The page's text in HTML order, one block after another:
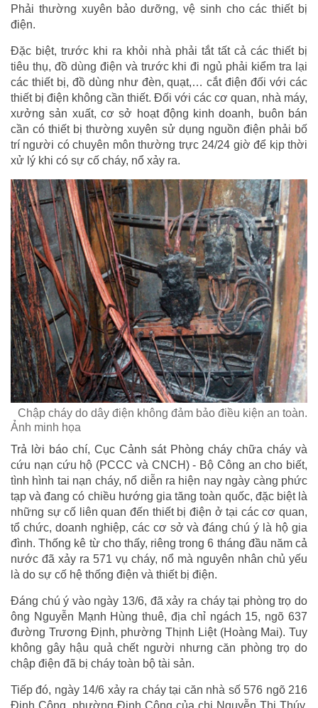
Phải thường xuyên bảo dưỡng, vệ sinh cho các thiết bị
điện.
Đặc biệt, trước khi ra khỏi nhà phải tắt tất cả các thiết bị
tiêu thụ, đồ dùng điện và trước khi đi ngủ phải kiểm tra lại
các thiết bị, đồ dùng như đèn, quạt,… cắt điện đối với các
thiết bị điện không cần thiết. Đối với các cơ quan, nhà máy,
xưởng sản xuất, cơ sở hoạt động kinh doanh, buôn bán
cần có thiết bị thường xuyên sử dụng nguồn điện phải bố
trí người có chuyên môn thường trực 24/24 giờ để kịp thời
xử lý khi có sự cố cháy, nổ xảy ra.
Chập cháy do dây điện không đảm bảo điều kiện an toàn.
Ảnh minh họa
Trả lời báo chí, Cục Cảnh sát Phòng cháy chữa cháy và
cứu nạn cứu hộ (PCCC và CNCH) - Bộ Công an cho biết,
tình hình tai nạn cháy, nổ diễn ra hiện nay ngày càng phức
tạp và đang có chiều hướng gia tăng toàn quốc, đặc biệt là
những sự cố liên quan đến thiết bị điện ở tại các cơ quan,
tổ chức, doanh nghiệp, các cơ sở và đáng chú ý là hộ gia
đình. Thống kê từ cho thấy, riêng trong 6 tháng đầu năm cả
nước đã xảy ra 571 vụ cháy, nổ mà nguyên nhân chủ yếu
là do sự cố hệ thống điện và thiết bị điện.
Đáng chú ý vào ngày 13/6, đã xảy ra cháy tại phòng trọ do
ông Nguyễn Mạnh Hùng thuê, địa chỉ ngách 15, ngõ 637
đường Trương Định, phường Thịnh Liệt (Hoàng Mai). Tuy
không gây hậu quả chết người nhưng căn phòng trọ do
chập điện đã bị cháy toàn bộ tài sản.
Tiếp đó, ngày 14/6 xảy ra cháy tại căn nhà số 576 ngõ 216
Định Công, phường Định Công của chị Nguyễn Thị Thúy.